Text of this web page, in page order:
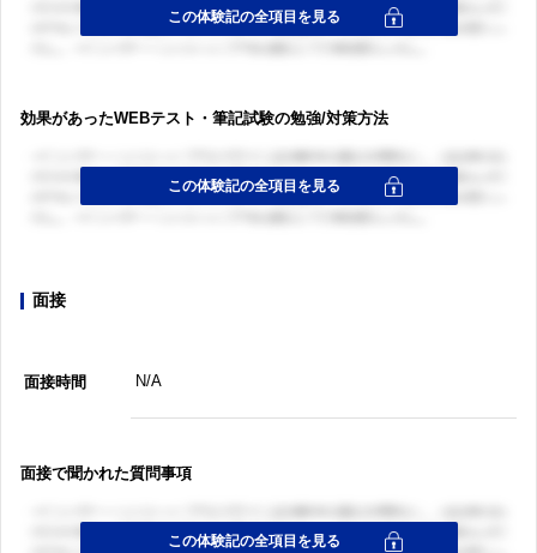
効果があったWEBテスト・筆記試験の勉強/対策方法
面接
面接時間 N/A
面接で聞かれた質問事項